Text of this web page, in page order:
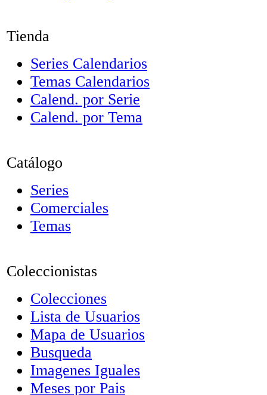
Tienda
Series Calendarios
Temas Calendarios
Calend. por Serie
Calend. por Tema
Catálogo
Series
Comerciales
Temas
Coleccionistas
Colecciones
Lista de Usuarios
Mapa de Usuarios
Busqueda
Imagenes Iguales
Meses por Pais